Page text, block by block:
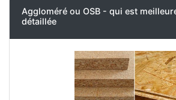
Aggloméré ou OSB - qui est
détaillée